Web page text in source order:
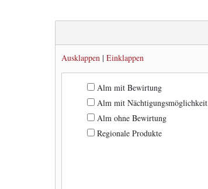
Ausklappen | Einklappen
Alm mit Bewirtung
Alm mit Nächtigungsmöglichkeit
Alm ohne Bewirtung
Regionale Produkte